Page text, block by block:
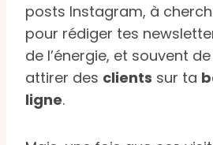
posts Instagram, à
pour rédiger tes
de l’énergie, et souvent
attirer des clients sur ta
ligne.